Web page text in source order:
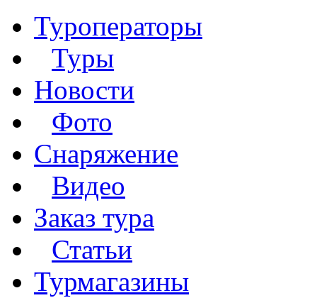
Туроператоры
Туры
Новости
Фото
Снаряжение
Видео
Заказ тура
Статьи
Турмагазины